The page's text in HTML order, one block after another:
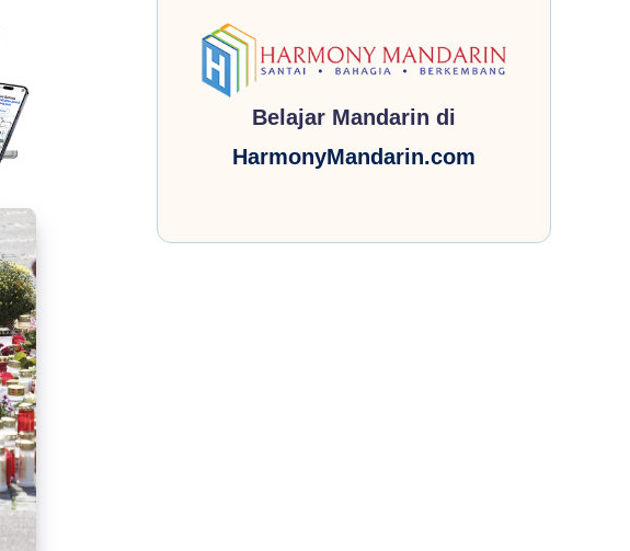
Belajar Mandarin di
HarmonyMandarin.com